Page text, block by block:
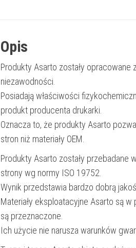
|
Opis
Produkty Asarto zostały
niezawodności.
Posiadają właściwości
produkt producenta drukarki.
Oznacza to, że produkty Asarto
stron niż materiały OEM.
Produkty Asarto zostały przebadane
strony wg normy ISO 19752.
Wynik przedstawia bardzo dobrą
Materiały eksploatacyjne Asarto są
są przeznaczone.
Ich użycie nie narusza warunków